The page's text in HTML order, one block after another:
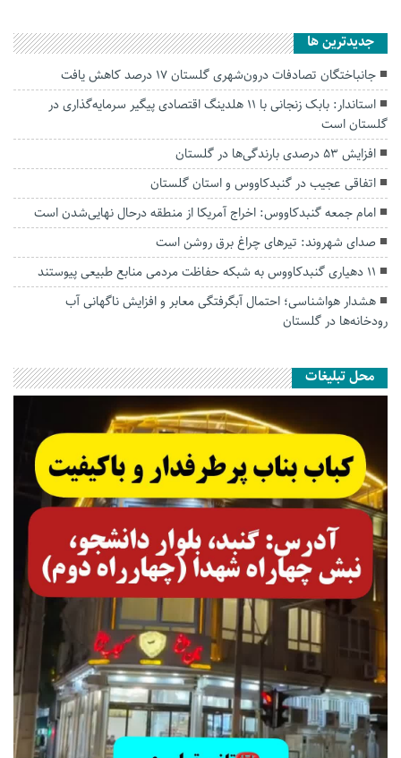
جديدترين ها
جانباختگان تصادفات درون‌شهری گلستان ۱۷ درصد کاهش یافت
استاندار: بابک زنجانی با ۱۱ هلدینگ اقتصادی پیگیر سرمایه‌گذاری در
گلستان است
افزایش ۵۳ درصدی بارندگی‌ها در گلستان
اتفاقی عجیب در‌ گنبدکاووس و استان گلستان
امام جمعه گنبدکاووس: اخراج آمریکا از منطقه درحال نهایی‌شدن است
صدای شهروند: تیرهای چراغ برق روشن است
۱۱ دهیاری گنبدکاووس به شبکه حفاظت مردمی منابع طبیعی پیوستند
هشدار هواشناسی؛ احتمال آبگرفتگی معابر و افزایش ناگهانی آب
رودخانه‌ها در گلستان
محل تبلیغات